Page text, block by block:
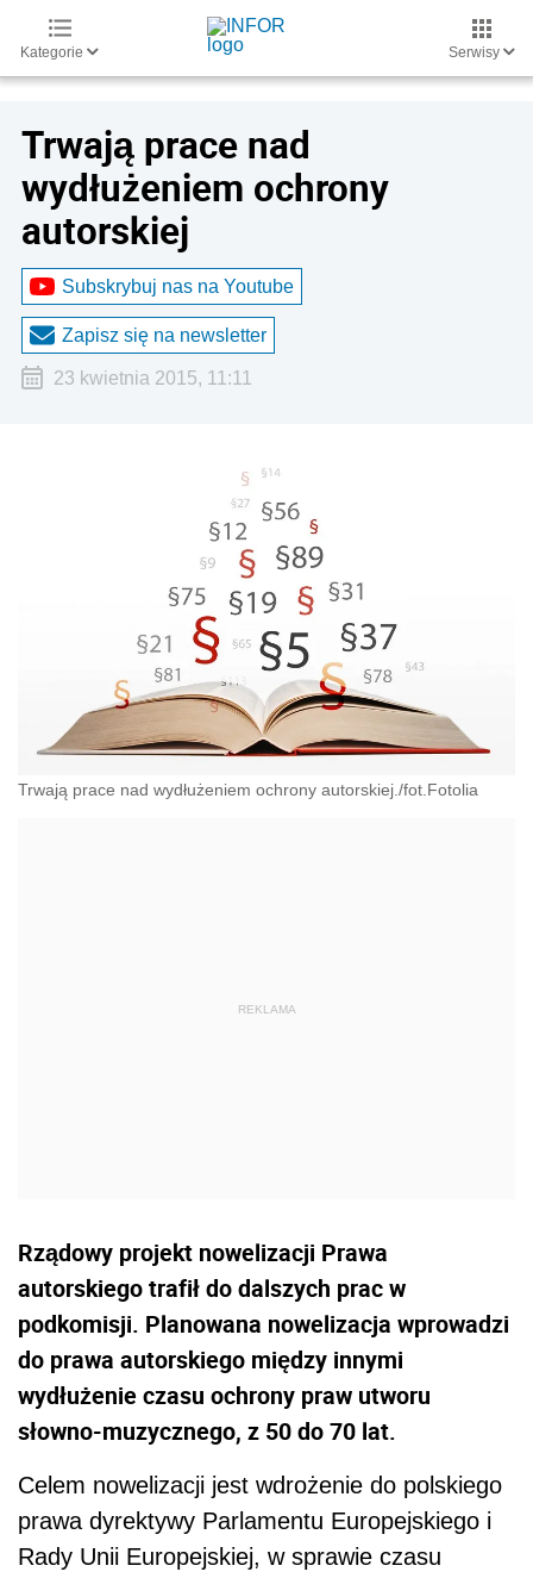
Kategorie Serwisy
Trwają prace nad
wydłużeniem ochrony
autorskiej
Subskrybuj nas na Youtube
Zapisz się na newsletter
23 kwietnia 2015, 11:11
Trwają prace nad wydłużeniem ochrony autorskiej./fot.Fotolia
Rządowy projekt nowelizacji Prawa
autorskiego trafił do dalszych prac w
podkomisji. Planowana nowelizacja wprowadzi
do prawa autorskiego między innymi
wydłużenie czasu ochrony praw utworu
słowno-muzycznego, z 50 do 70 lat.
Celem nowelizacji jest wdrożenie do polskiego
prawa dyrektywy Parlamentu Europejskiego i
Rady Unii Europejskiej, w sprawie czasu